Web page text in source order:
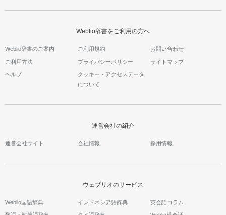
Weblio辞書をご利用の方へ
Weblio辞書のご案内 ご利用規約 お問い合わせ
ご利用方法 プライバシーポリシー サイトマップ
ヘルプ
クッキー・アクセスデータ
について
運営会社の紹介
運営会社サイト 会社情報 採用情報
ウェブリオのサービス
Weblio国語辞典 インドネシア語辞典 英会話コラム